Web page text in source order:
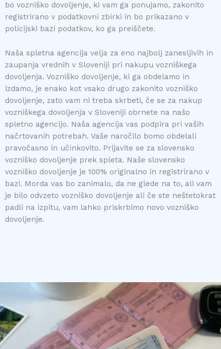
bo vozniško dovoljenje, ki vam ga ponujamo, zakonito
registrirano v podatkovni zbirki in bo prikazano v
policijski bazi podatkov, ko ga preiščete.
Naša spletna agencija velja za eno najbolj zanesljivih in
zaupanja vrednih v Sloveniji pri nakupu vozniškega
dovoljenja. Vozniško dovoljenje, ki ga obdelamo in
izdamo, je enako kot vsako drugo zakonito vozniško
dovoljenje, zato vam ni treba skrbeti, če se za nakup
vozniškega dovoljenja v Sloveniji obrnete na našo
spletno agencijo. Naša agencija vas podpira pri vaših
načrtovanih potrebah. Vaše naročilo bomo obdelali
pravočasno in učinkovito. Prijavite se za slovensko
vozniško dovoljenje prek spleta. Naše slovensko
vozniško dovoljenje je 100% originalno in registrirano v
bazi. Morda vas bo zanimalo, da ne glede na to, ali vam
je bilo odvzeto vozniško dovoljenje ali če ste neštetokrat
padli na izpitu, vam lahko priskrbimo novo vozniško
dovoljenje.